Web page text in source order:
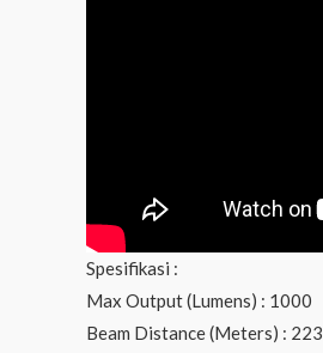
Spesifikasi :
Max Output (Lumens) : 1000
Beam Distance (Meters) : 223